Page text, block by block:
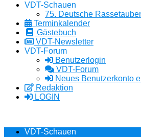
VDT-Schauen
75. Deutsche
Terminkalender
Gästebuch
VDT-Newsletter
VDT-Forum
Benutzerlogin
VDT-Forum
Neues Benutzerkonto
Redaktion
LOGIN
VDT-Schauen